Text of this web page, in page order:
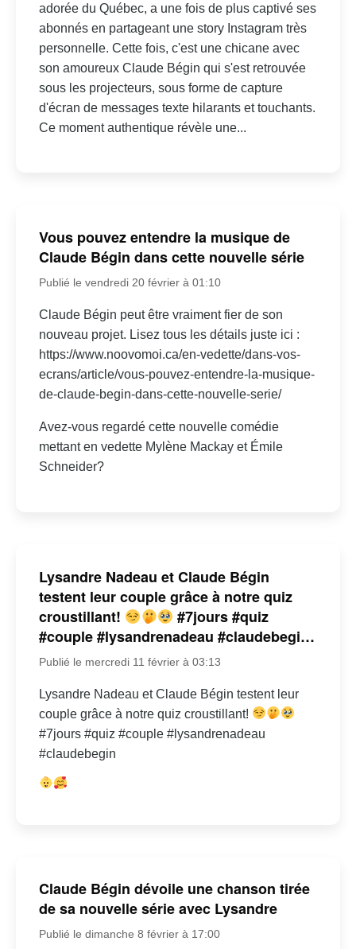
adorée du Québec, a une fois de plus captivé ses
abonnés en partageant une story Instagram très
personnelle. Cette fois, c'est une chicane avec
son amoureux Claude Bégin qui s'est retrouvée
sous les projecteurs, sous forme de capture
d'écran de messages texte hilarants et touchants.
Ce moment authentique révèle une...
Vous pouvez entendre la musique de
Claude Bégin dans cette nouvelle série
Publié le vendredi 20 février à 01:10
Claude Bégin peut être vraiment fier de son
nouveau projet. Lisez tous les détails juste ici :
https://www.noovomoi.ca/en-vedette/dans-vos-
ecrans/article/vous-pouvez-entendre-la-musique-
de-claude-begin-dans-cette-nouvelle-serie/
Avez-vous regardé cette nouvelle comédie
mettant en vedette Mylène Mackay et Émile
Schneider?
Lysandre Nadeau et Claude Bégin
testent leur couple grâce à notre quiz
croustillant!
#7jours #quiz
#couple #lysandrenadeau #claudebegi…
Publié le mercredi 11 février à 03:13
Lysandre Nadeau et Claude Bégin testent leur
couple grâce à notre quiz croustillant!
#7jours #quiz #couple #lysandrenadeau
#claudebegin
Claude Bégin dévoile une chanson tirée
de sa nouvelle série avec Lysandre
Publié le dimanche 8 février à 17:00